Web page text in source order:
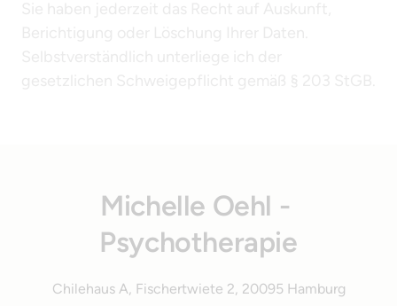
Michelle Oehl -
Psychotherapie
Chilehaus A, Fischertwiete 2, 20095 Hamburg